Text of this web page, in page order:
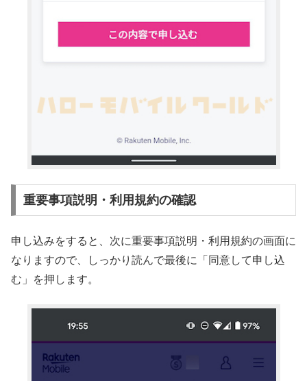
重要事項説明・利用規約の確認
申し込みをすると、次に重要事項説明・利用規約の画面に
なりますので、しっかり読んで最後に「同意して申し込
む」を押します。